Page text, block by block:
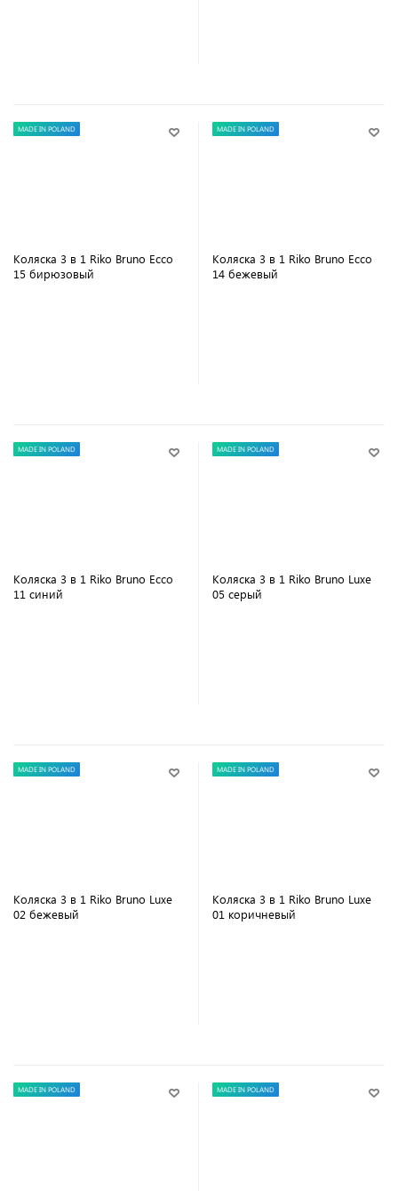
MADE IN POLAND
Коляска 3 в 1 Riko Bruno Ecco
15 бирюзовый
MADE IN POLAND
Коляска 3 в 1 Riko Bruno Ecco
14 бежевый
MADE IN POLAND
Коляска 3 в 1 Riko Bruno Ecco
11 синий
MADE IN POLAND
Коляска 3 в 1 Riko Bruno Luxe
05 серый
MADE IN POLAND
Коляска 3 в 1 Riko Bruno Luxe
02 бежевый
MADE IN POLAND
Коляска 3 в 1 Riko Bruno Luxe
01 коричневый
MADE IN POLAND MADE IN POLAND